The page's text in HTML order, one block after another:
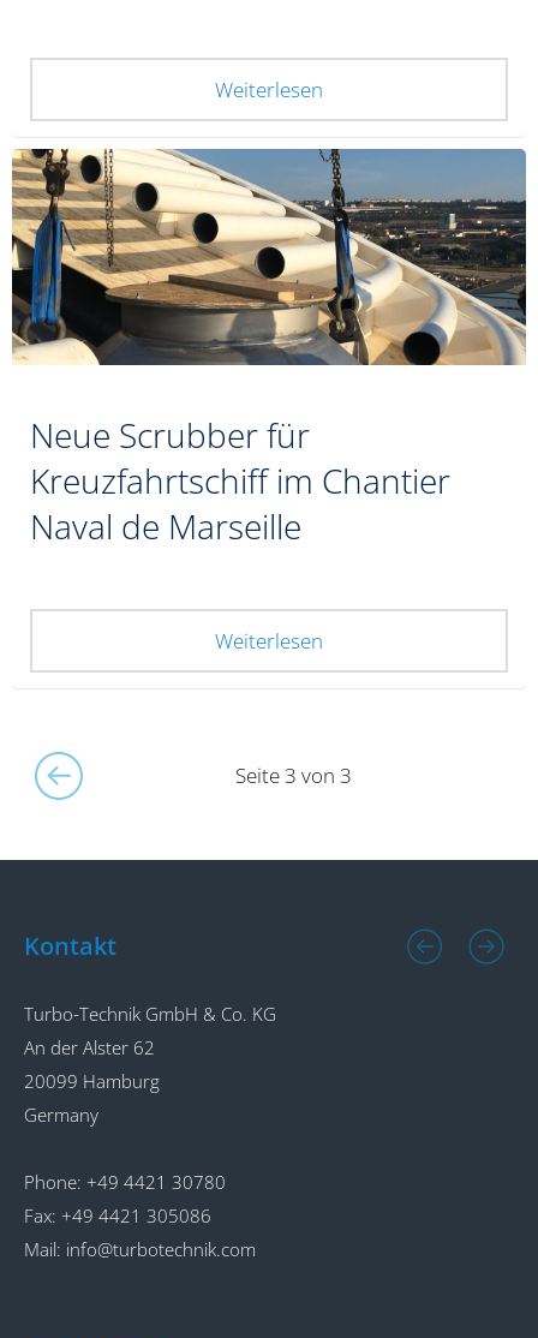
Weiterlesen
Neue Scrubber für
Kreuzfahrtschiff im Chantier
Naval de Marseille
Weiterlesen
Seite 3 von 3
Kontakt
Turbo-Technik GmbH & Co. KG
An der Alster 62
20099 Hamburg
Germany
Phone: +49 4421 30780
Fax: +49 4421 305086
Mail: info@turbotechnik.com